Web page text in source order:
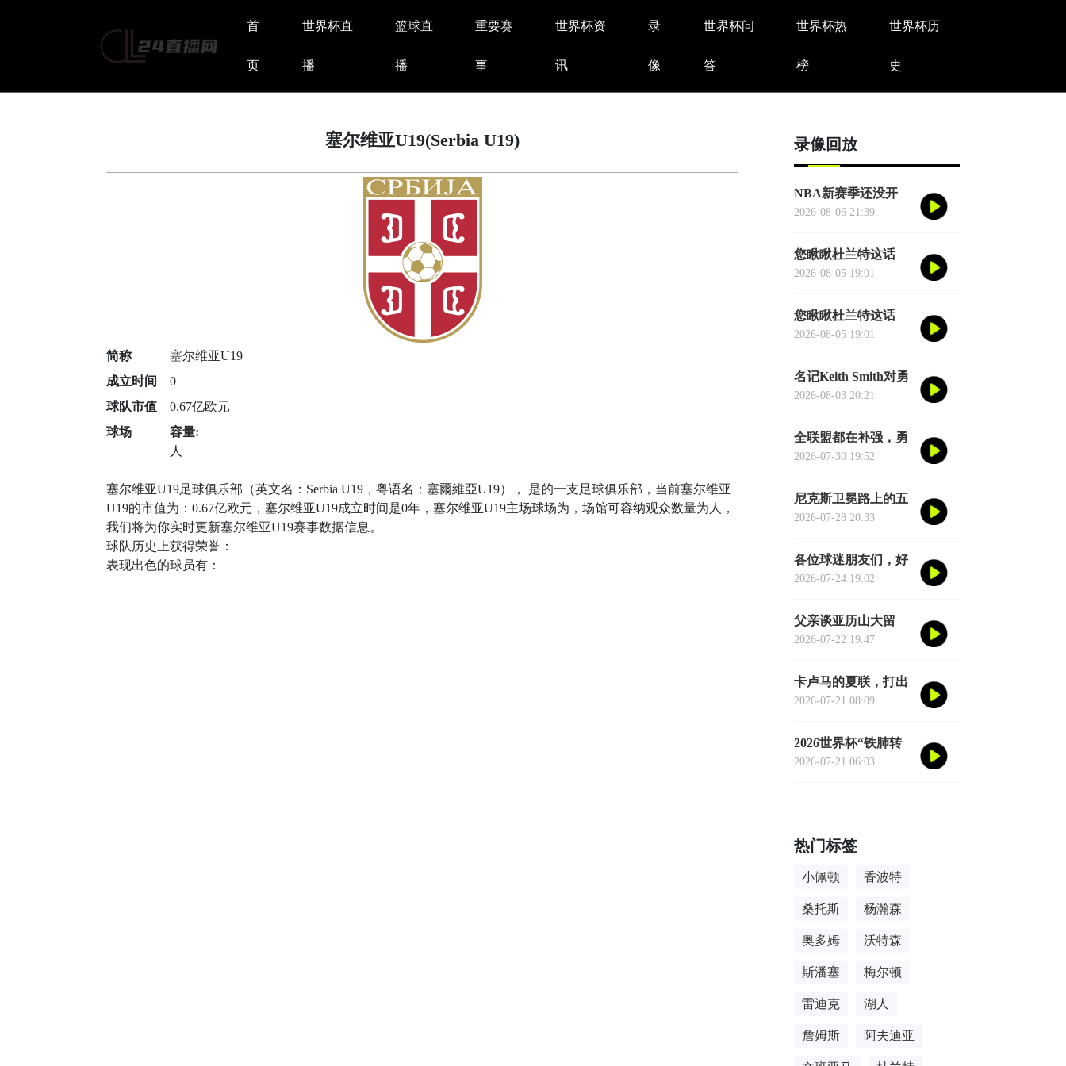
首
页
世界杯直
播
篮球直
播
重要赛
事
世界杯资
讯
录
像
世界杯问
答
世界杯热
榜
世界杯历
史
塞尔维亚U19(Serbia U19)
简称
塞尔维亚U19
成立时间
0
球队市值
0.67亿欧元
球场
容量:
人
塞尔维亚U19足球俱乐部（英文名：Serbia U19，粤语名：塞爾維亞U19）， 是的一支足球俱乐部，当前塞尔维亚
U19的市值为：0.67亿欧元，塞尔维亚U19成立时间是0年，塞尔维亚U19主场球场为，场馆可容纳观众数量为人，
我们将为你实时更新塞尔维亚U19赛事数据信息。
球队历史上获得荣誉：
表现出色的球员有：
录像回放
NBA新赛季还没开
打，一项历史纪录已
篮球俱乐部伦敦雄狮
将首次站上NBA季前
2026-08-06 21:39
您瞅瞅杜兰特这话
——"76人比宇宙勇
虚或者脑子进水了，
我给您掰开了揉碎了
2026-08-05 19:01
您瞅瞅杜兰特这话
——"76人比宇宙勇
虚或者脑子进水了，
我给您掰开了揉碎了
2026-08-05 19:01
名记Keith Smith对勇
士11号秀伦德博格的
准。他说伦德博格是
夏联最耀眼的球员之
2026-08-03 20:21
全联盟都在补强，勇
士却在“等”——等库
2026-07-30 19:52
尼克斯卫冕路上的五
大拦路虎：雷马领
2026-07-28 20:33
各位球迷朋友们，好
消息来了！湖人核心
2026中国行「紫金之
旅」正式定档今年8
2026-07-24 19:02
父亲谈亚历山大留
队：东西没坏就别
诱惑走
2026-07-22 19:47
卡卢马的夏联，打出
了“不给合同说不过
2026-07-21 08:09
2026世界杯“铁肺转
场”手册：单场票玩
2026-07-21 06:03
热门标签
小佩顿 香波特
桑托斯 杨瀚森
奥多姆 沃特森
斯潘塞 梅尔顿
雷迪克 湖人
詹姆斯 阿夫迪亚